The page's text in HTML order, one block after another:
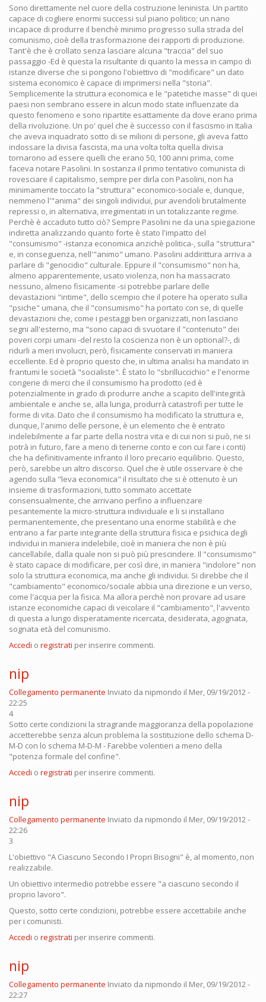
Sono direttamente nel cuore della costruzione leninista. Un partito
capace di cogliere enormi successi sul piano politico; un nano
incapace di produrre il benchè minimo progresso sulla strada del
comunismo, cioè della trasformazione dei rapporti di produzione.
Tant'è che è crollato senza lasciare alcuna "traccia" del suo
passaggio -Ed è questa la risultante di quanto la messa in campo di
istanze diverse che si pongono l'obiettivo di "modificare" un dato
sistema economico è capace di imprimersi nella "storia".
Semplicemente la struttura economica e le "patetiche masse" di quei
paesi non sembrano essere in alcun modo state influenzate da
questo fenomeno e sono ripartite esattamente da dove erano prima
della rivoluzione. Un po' quel che è successo con il fascismo in Italia
che aveva inquadrato sotto di se milioni di persone, gli aveva fatto
indossare la divisa fascista, ma una volta tolta quella divisa
tornarono ad essere quelli che erano 50, 100 anni prima, come
faceva notare Pasolini. In sostanza il primo tentativo comunista di
rovesciare il capitalismo, sempre per dirla con Pasolini, non ha
minimamente toccato la "struttura" economico-sociale e, dunque,
nemmeno l'"anima" dei singoli individui, pur avendoli brutalmente
repressi o, in alternativa, irregimentati in un totalizzante regime.
Perchè è accaduto tutto ciò? Sempre Pasolini ne da una spiegazione
indiretta analizzando quanto forte è stato l'impatto del
"consumismo" -istanza economica anzichè politica-, sulla "struttura"
e, in conseguenza, nell'"animo" umano. Pasolini addirittura arriva a
parlare di "genocidio" culturale. Eppure il "consumismo" non ha,
almeno apparentemente, usato violenza, non ha massacrato
nessuno, almeno fisicamente -si potrebbe parlare delle
devastazioni "intime", dello scempio che il potere ha operato sulla
"psiche" umana, che il "consumismo" ha portato con se, di quelle
devastazioni che, come i pestaggi ben organizzati, non lasciano
segni all'esterno, ma "sono capaci di svuotare il "contenuto" dei
poveri corpi umani -del resto la coscienza non è un optional?-, di
ridurli a meri involucri, però, fisicamente conservati in maniera
eccellente. Ed è proprio questo che, in ultima analisi ha mandato in
frantumi le società "socialiste". È stato lo "sbrilluccichio" e l'enorme
congerie di merci che il consumismo ha prodotto (ed è
potenzialmente in grado di produrre anche a scapito dell'integrità
ambientale e anche se, alla lunga, produrrà catastrofi per tutte le
forme di vita. Dato che il consumismo ha modificato la struttura e,
dunque, l'animo delle persone, è un elemento che è entrato
indelebilmente a far parte della nostra vita e di cui non si può, ne si
potrà in futuro, fare a meno di tenerne conto e con cui fare i conti)
che ha definitivamente infranto il loro precario equilibrio. Questo,
però, sarebbe un altro discorso. Quel che è utile osservare è che
agendo sulla "leva economica" il risultato che si è ottenuto è un
insieme di trasformazioni, tutto sommato accettate
consensualmente, che arrivano perfino a influenzare
pesantemente la micro-struttura individuale e li si installano
permanentemente, che presentano una enorme stabilità e che
entrano a far parte integrante della struttura fisica e psichica degli
individui in maniera indelebile, cioè in maniera che non è più
cancellabile, dalla quale non si può più prescindere. Il "consumismo"
è stato capace di modificare, per così dire, in maniera "indolore" non
solo la struttura economica, ma anche gli individui. Si direbbe che il
"cambiamento" economico/sociale abbia una direzione e un verso,
come l'acqua per la fisica. Ma allora perchè non provare ad usare
istanze economiche capaci di veicolare il "cambiamento", l'avvento
di questa a lungo disperatamente ricercata, desiderata, agognata,
sognata età del comunismo.
Accedi o registrati per inserire commenti.
nip
Collegamento permanente Inviato da nipmondo il Mer, 09/19/2012 -
22:25
4
Sotto certe condizioni la stragrande maggioranza della popolazione
accetterebbe senza alcun problema la sostituzione dello schema D-
M-D con lo schema M-D-M - Farebbe volentieri a meno della
"potenza formale del confine".
Accedi o registrati per inserire commenti.
nip
Collegamento permanente Inviato da nipmondo il Mer, 09/19/2012 -
22:26
3
L'obiettivo "A Ciascuno Secondo I Propri Bisogni" è, al momento, non
realizzabile.
Un obiettivo intermedio potrebbe essere "a ciascuno secondo il
proprio lavoro".
Questo, sotto certe condizioni, potrebbe essere accettabile anche
per i comunisti.
Accedi o registrati per inserire commenti.
nip
Collegamento permanente Inviato da nipmondo il Mer, 09/19/2012 -
22:27